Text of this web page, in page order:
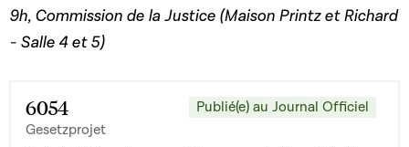
9h, Commission de la Justice (Maison Printz et Richard
- Salle 4 et 5)
6054
Gesetzprojet
Publié(e) au Journal Officiel